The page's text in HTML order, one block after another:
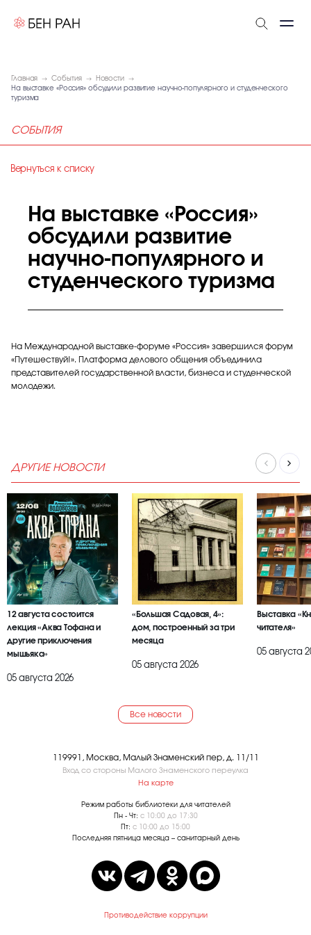
Главная События
Новости
На выставке «Россия» обсудили развитие научно-популярного и студенческого
туризма
СОБЫТИЯ
Вернуться к списку
На выставке «Россия»
обсудили развитие
научно-популярного и
студенческого туризма
На Международной выставке-форуме «Россия» завершился форум
«Путешествуй!». Платформа делового общения объединила
представителей государственной власти, бизнеса и студенческой
молодежи.
ДРУГИЕ НОВОСТИ
12 августа состоится
лекция «Аква Тофана и
другие приключения
мышьяка»
05 августа 2026
«Большая Садовая, 4»:
дом, построенный за три
месяца
05 августа 2026
Выставка
читателя»
05 августа
Все новости
119991, Москва, Малый Знаменский пер, д. 11/11
Вход со стороны Малого Знаменского переулка
На карте
Режим работы библиотеки для читателей
Пн - Чт: с 10:00 до 17:30
Пт: с 10:00 до 15:00
Последняя пятница месяца – санитарный день
Противодействие коррупции